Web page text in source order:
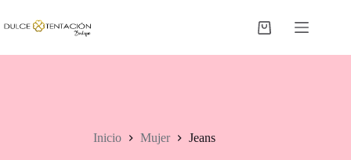
contenido
Carro
Inicio Mujer Jeans